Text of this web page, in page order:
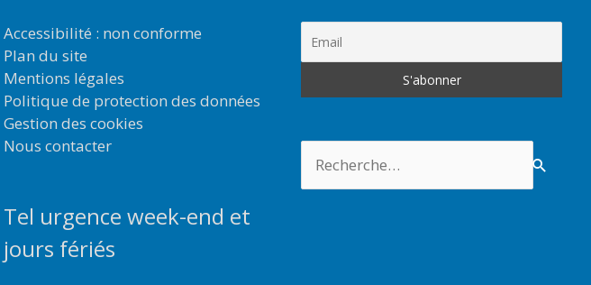
Accessibilité : non conforme
Plan du site
Mentions légales
Politique de protection des données
Gestion des cookies
Nous contacter
Tel urgence week-end et
jours fériés